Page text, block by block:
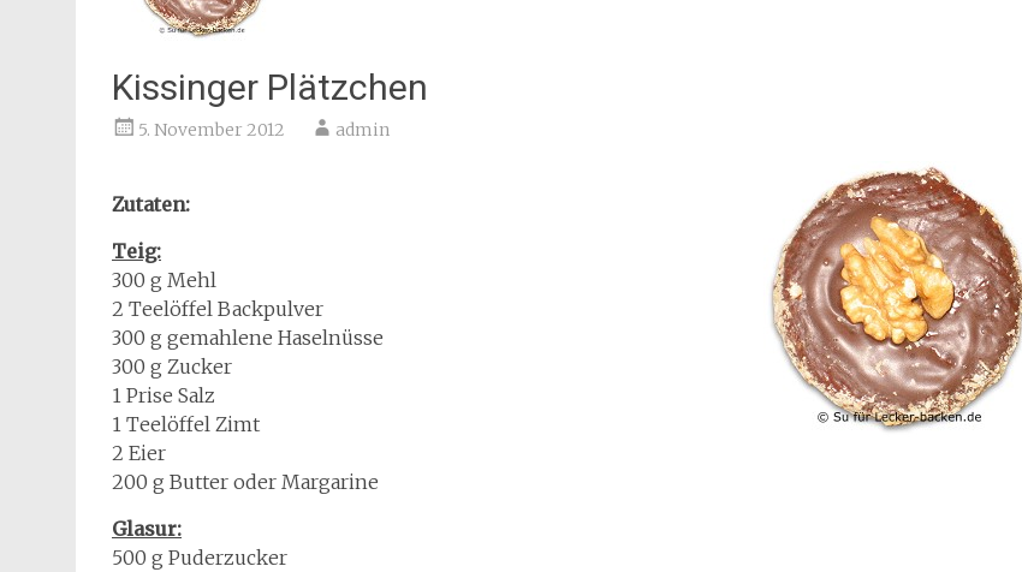
Kissinger Plätzchen
5. November 2012 admin
Zutaten:
Teig:
300 g Mehl
2 Teelöffel Backpulver
300 g gemahlene Haselnüsse
300 g Zucker
1 Prise Salz
1 Teelöffel Zimt
2 Eier
200 g Butter oder Margarine
Glasur:
500 g Puderzucker